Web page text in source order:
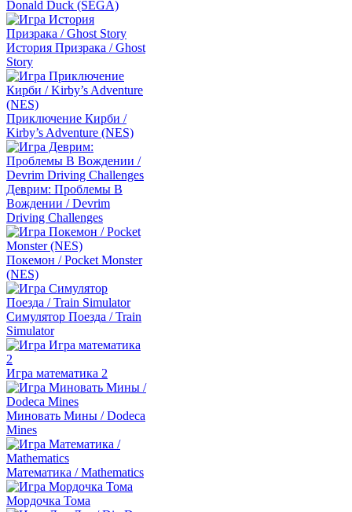
Donald Duck (SEGA)
История Призрака / Ghost
Story
Приключение Кирби /
Kirby’s Adventure (NES)
Деврим: Проблемы В
Вождении / Devrim
Driving Challenges
Покемон / Pocket Monster
(NES)
Симулятор Поезда / Train
Simulator
Игра математика 2
Миновать Мины / Dodeca
Mines
Математика / Mathematics
Мордочка Тома